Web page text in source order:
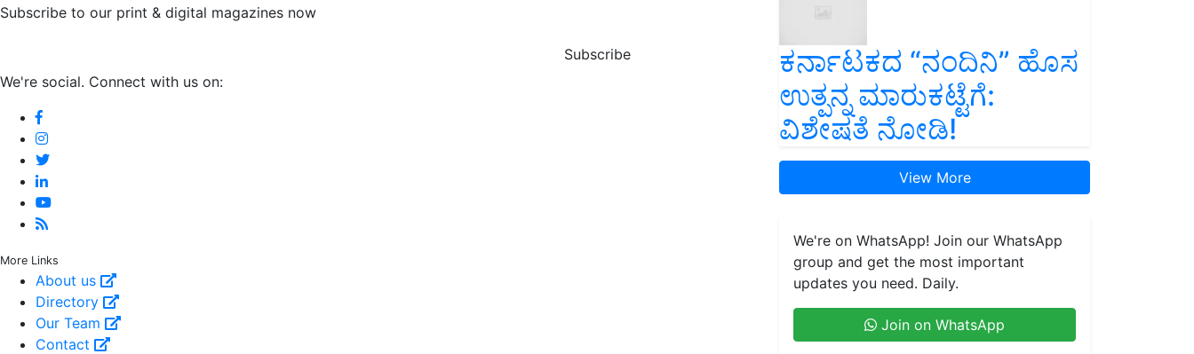
Subscribe to our print & digital magazines now
Subscribe
We're social. Connect with us on:
More Links
About us
Directory
Our Team
Contact
ಕರ್ನಾಟಕದ “ನಂದಿನಿ” ಹೊಸ
ಉತ್ಪನ್ನ ಮಾರುಕಟ್ಟೆಗೆ:
ವಿಶೇಷತೆ ನೋಡಿ!
View More
We're on WhatsApp! Join our WhatsApp
group and get the most important
updates you need. Daily.
Join on WhatsApp